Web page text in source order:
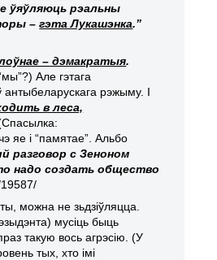
ўяўляюць рэальны
–гэта Лукашэнка.”
– дэмакратыя.
Але гэтага
антыбеларускага рэжыму. І
в леса,
яе і “памятае”. Альбо
разговор с Зеноном
надо создать общество
можна не зьдзіўляцца.
мусіць быць
такую вось агрэсію. (У
тых, хто імі